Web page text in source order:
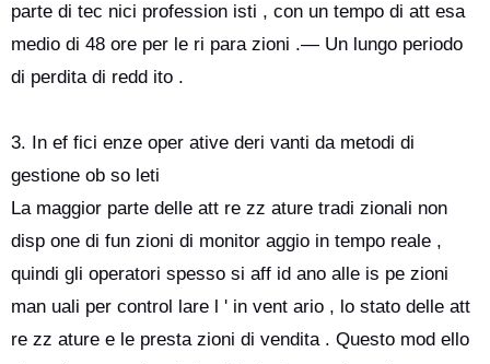
parte di tec nici profession isti , con un tempo di att esa
medio di 48 ore per le ri para zioni .— Un lungo periodo
di perdita di redd ito .
3. In ef fici enze oper ative deri vanti da metodi di
gestione ob so leti
La maggior parte delle att re zz ature tradi zionali non
disp one di fun zioni di monitor aggio in tempo reale ,
quindi gli operatori spesso si aff id ano alle is pe zioni
man uali per control lare l ' in vent ario , lo stato delle att
re zz ature e le presta zioni di vendita . Questo mod ello